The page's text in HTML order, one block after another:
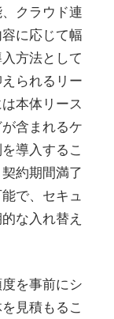
クラウド連
に応じて幅
方法として
られるリー
本体リース
含まれるケ
導入するこ
約期間満了
で、セキュ
な入れ替え
を事前にシ
見積もるこ